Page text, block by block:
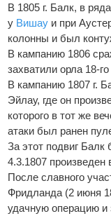
В 1805 г. Балк, в
у Вишау и при
колонны и был
В кампанию 1806
захватили орла 18-го
В кампанию 1807 г.
Эйлау, где он
которого в тот же
атаки был ранен
За этот подвиг
4.3.1807 произведен
После славного
Фридланда (2 июня
удачную операцию и